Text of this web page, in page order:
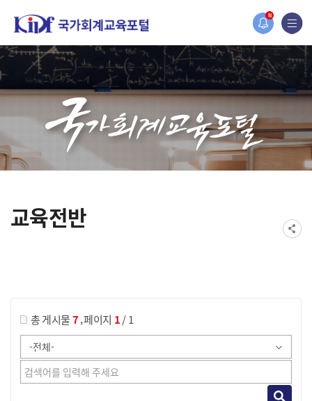
N
홈페이지가 새롭게 개편되었습니다.
한국조세재정연구원홈페이지가 새롭게 개설되었습니다.
교육전반
총 게시물7,페이지 1/ 1